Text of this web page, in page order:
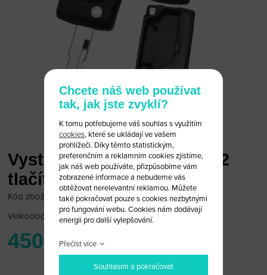
Vystřelovací klíč Peugeot 2
tlačítka NE72
Kód zboží: Peugeot 32/3
Velkoobchodní cena:po přihlášení
450 Kč
Chcete náš web používat
tak, jak jste zvyklí?
K tomu potřebujeme váš souhlas s využitím
cookies, které se ukládají ve vašem
prohlížeči. Díky těmto statistickým,
preferenčním a reklamním cookies zjistíme,
jak náš web používáte, přizpůsobíme vám
zobrazené informace a nebudeme vás
obtěžovat nerelevantní reklamou. Můžete
také pokračovat pouze s cookies nezbytnými
pro fungování webu. Cookies nám dodávají
energii pro další vylepšování.
Přečíst více
Souhlasím a pokračovat